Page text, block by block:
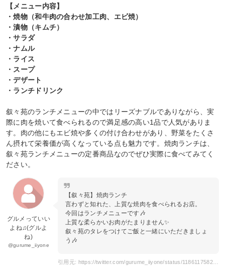
【メニュー内容】
・焼物（和牛肉の合わせ加工肉、エビ焼）
・漬物（キムチ）
・サラダ
・ナムル
・ライス
・スープ
・デザート
・ランチドリンク
叙々苑のランチメニューの中ではリーズナブルでありながら、実
際に肉を焼いて食べられるので満足感の高い1品で人気がありま
す。肉の他にもエビ焼や多くの付け合わせがあり、野菜をたくさ
ん摂れて栄養価が高くなっている点も魅力です。焼肉ランチは、
叙々苑ランチメニューの定番商品なのでぜひ実際に食べてみてく
ださい。
グルメっていい
よね♫(グルよ
ね)
@gurume_iiyone
【叙々苑】焼肉ランチ
言わずと知れた、上質な焼肉を食べられるお店。
今回はランチメニューです🎶
上質な柔らかいお肉がたまりません✨
叙々苑のタレをつけてご飯と一緒にいただきましょ
う🎶
引用元: https://twitter.com/gurume_iiyone/status/1186117582530592769?s=20